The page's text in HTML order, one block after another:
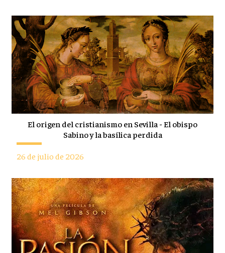
El origen del cristianismo en Sevilla - El obispo
Sabino y la basílica perdida
26 de julio de 2026